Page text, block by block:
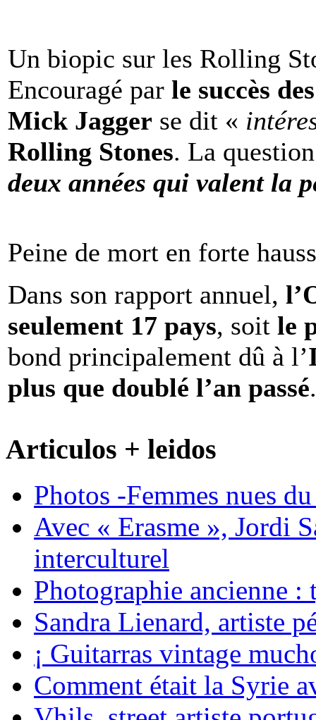
Un biopic sur les Rolling
Encouragé par le succès
Mick Jagger se dit «
Rolling Stones. La
deux années qui valent la
Peine de mort en forte
Dans son rapport annuel,
seulement 17 pays, soit le
bond principalement dû à l’
plus que doublé l’an passé.
Articulos + leidos
Photos -Femmes nues
Avec « Erasme », Jordi
interculturel
Photographie ancienne :
Sandra Lienard, artiste
¡ Guitarras vintage
Comment était la Syrie